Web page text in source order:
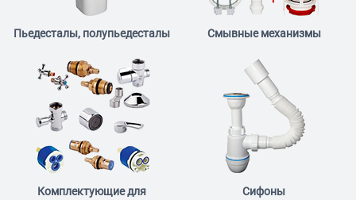
Пьедесталы, полупьедесталы Смывные механизмы
Комплектующие для
Сифоны